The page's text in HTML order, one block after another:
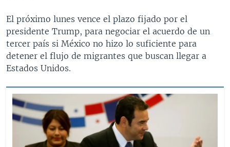
El próximo lunes vence el plazo fijado por el
presidente Trump, para negociar el acuerdo de un
tercer país si México no hizo lo suficiente para
detener el flujo de migrantes que buscan llegar a
Estados Unidos.